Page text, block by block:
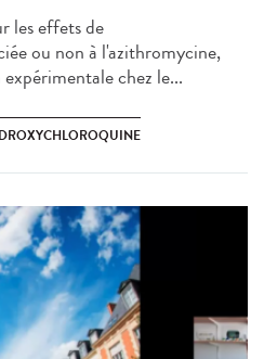
les effets de
ou non à l'azithromycine,
chez le...